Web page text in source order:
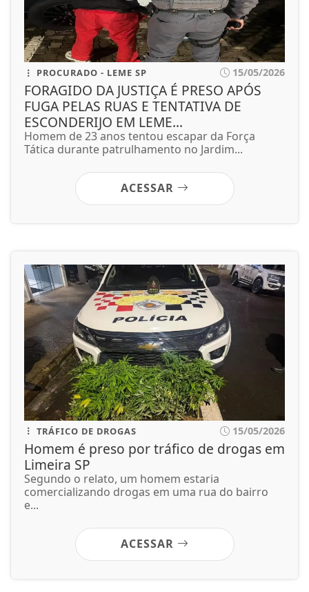
PROCURADO - LEME SP 15/05/2026
FORAGIDO DA JUSTIÇA É PRESO APÓS
FUGA PELAS RUAS E TENTATIVA DE
ESCONDERIJO EM LEME...
Homem de 23 anos tentou escapar da Força
Tática durante patrulhamento no Jardim...
ACESSAR
TRÁFICO DE DROGAS 15/05/2026
Homem é preso por tráfico de drogas em
Limeira SP
Segundo o relato, um homem estaria
comercializando drogas em uma rua do bairro
e...
ACESSAR